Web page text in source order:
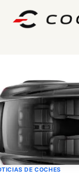
DE COCHES